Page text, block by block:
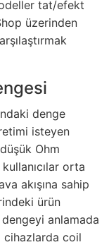
tat/efekt
üzerinden
denge
isteyen
Ohm
orta
akışına sahip
ürün
dengeyi anlamada
cihazlarda coil